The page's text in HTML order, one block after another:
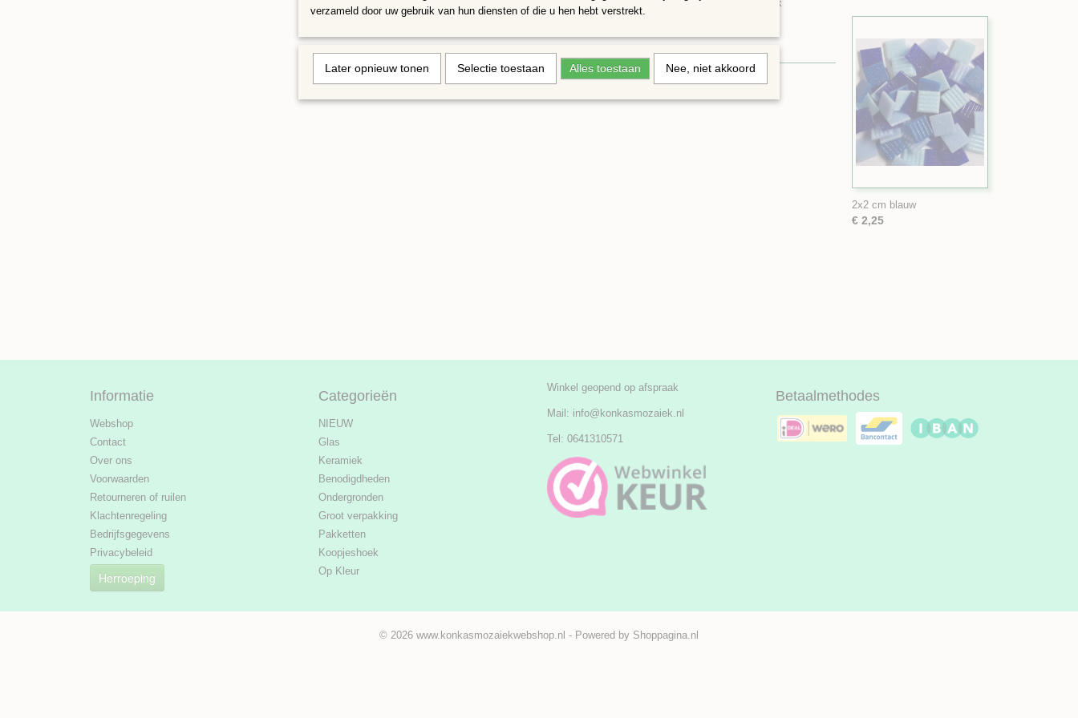
Omdat de afmetingen van de stukjes variëren kunnen de aantallen in een bakje ook
verschillen, kleuren kunnen iets afwijken van de foto
2x2 cm blauw
€ 2,25
Informatie
Webshop
Contact
Over ons
Voorwaarden
Retourneren of ruilen
Klachtenregeling
Bedrijfsgegevens
Privacybeleid
Herroeping
Categorieën
NIEUW
Glas
Keramiek
Benodigdheden
Ondergronden
Groot verpakking
Pakketten
Koopjeshoek
Op Kleur
Winkel geopend op afspraak
Mail: info@konkasmozaiek.nl
Tel: 0641310571
Betaalmethodes
© 2026 www.konkasmozaiekwebshop.nl - Powered by Shoppagina.nl
verzameld door uw gebruik van hun diensten of die u hen hebt verstrekt.
Later opnieuw tonen Selectie toestaan Alles toestaan Nee, niet akkoord